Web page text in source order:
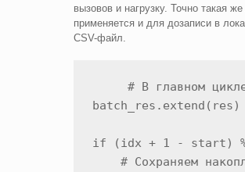
вызовов и нагрузку. Точно такая же
применяется и для дозаписи в
CSV-файл.
# В главном
batch_res.extend(res)
if (idx + 1 - start) %
# Сохраняем